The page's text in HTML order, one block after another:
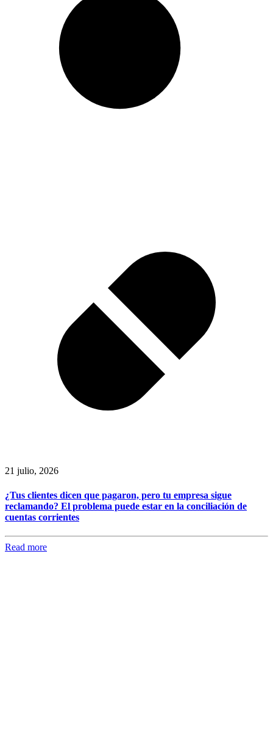
21 julio, 2026
¿Tus clientes dicen que pagaron, pero tu empresa sigue
reclamando? El problema puede estar en la conciliación de
cuentas corrientes
Read more